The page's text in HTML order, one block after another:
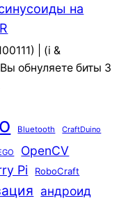
на
| (i &
обнуляете биты 3
Bluetooth CraftDuino
OpenCV
Pi RoboCraft
андроид